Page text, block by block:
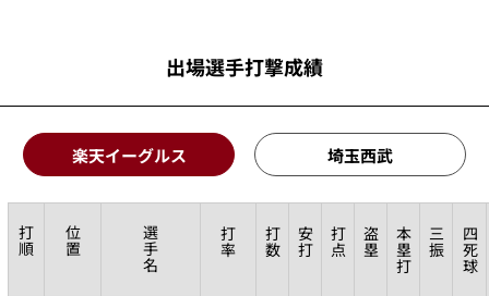
出場選手打撃成績
楽天イーグルス 埼玉西武
打
順
位
置
選
手
名
打
率
打
数
安
打
打
点
盗
塁
本
塁
打
三
振
四
死
球